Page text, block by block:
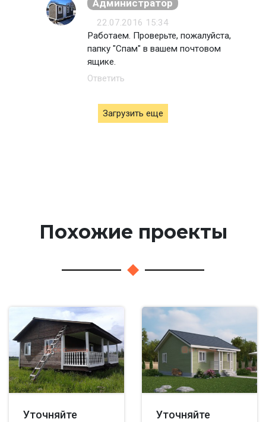
Администратор
22.07.2016 15:34
Работаем. Проверьте, пожалуйста,
папку "Спам" в вашем почтовом
ящике.
Ответить
Загрузить еще
Похожие проекты
Уточняйте Уточняйте